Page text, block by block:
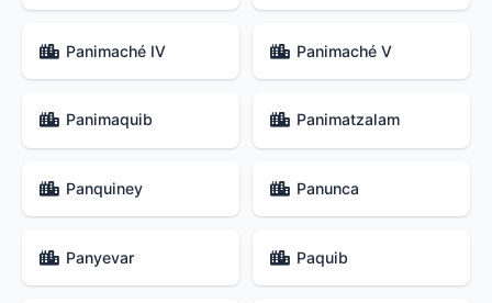
Panimaché IV Panimaché V
Panimaquib Panimatzalam
Panquiney Panunca
Panyevar Paquib